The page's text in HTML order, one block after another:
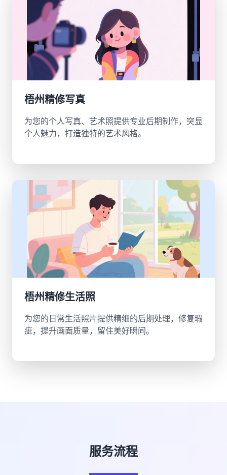
梧州精修写真
为您的个人写真、艺术照提供专业后期制作，突显
个人魅力，打造独特的艺术风格。
梧州精修生活照
为您的日常生活照片提供精细的后期处理，修复瑕
疵，提升画面质量，留住美好瞬间。
服务流程